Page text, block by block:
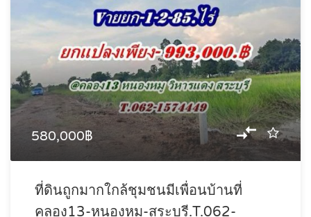
580,000฿
ที่ดินถูกมากใกล้ชุมชนมีเพื่อนบ้านที่
คลอง13-หนองหมู-สระบุรี.T.062-